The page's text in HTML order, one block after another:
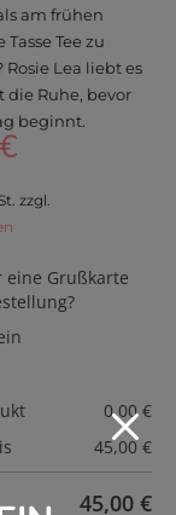
M
am frühen
Tee zu
Rosie Lea liebt es
die Ruhe, bevor
beginnt.
€
zzgl.
eine Grußkarte
0,00€
45,00€
45,00€